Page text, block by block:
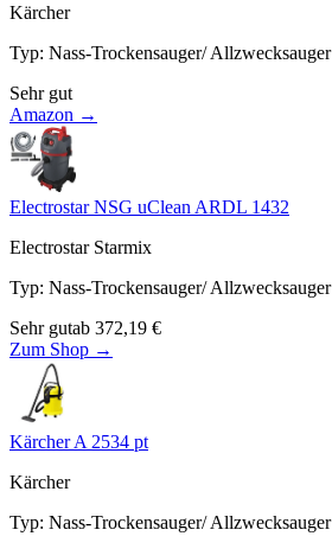
Kärcher
Typ: Nass-Trockensauger/ Allzwecksauger
Sehr gut
Amazon →
Electrostar NSG uClean ARDL 1432
Electrostar Starmix
Typ: Nass-Trockensauger/ Allzwecksauger
Sehr gutab 372,19 €
Zum Shop →
Kärcher A 2534 pt
Kärcher
Typ: Nass-Trockensauger/ Allzwecksauger